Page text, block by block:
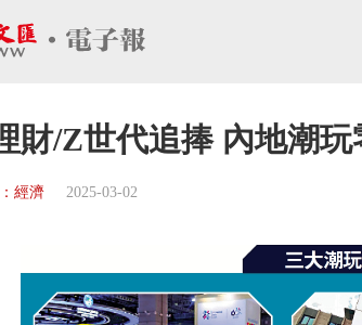
財/Z世代追捧 內地潮
經濟 2025-03-02